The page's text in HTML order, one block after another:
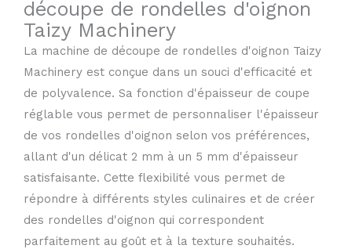
découpe de rondelles d'oignon
Taizy Machinery
La machine de découpe de rondelles d'oignon Taizy
Machinery est conçue dans un souci d'efficacité et
de polyvalence. Sa fonction d'épaisseur de coupe
réglable vous permet de personnaliser l'épaisseur
de vos rondelles d'oignon selon vos préférences,
allant d'un délicat 2 mm à un 5 mm d'épaisseur
satisfaisante. Cette flexibilité vous permet de
répondre à différents styles culinaires et de créer
des rondelles d'oignon qui correspondent
parfaitement au goût et à la texture souhaités.